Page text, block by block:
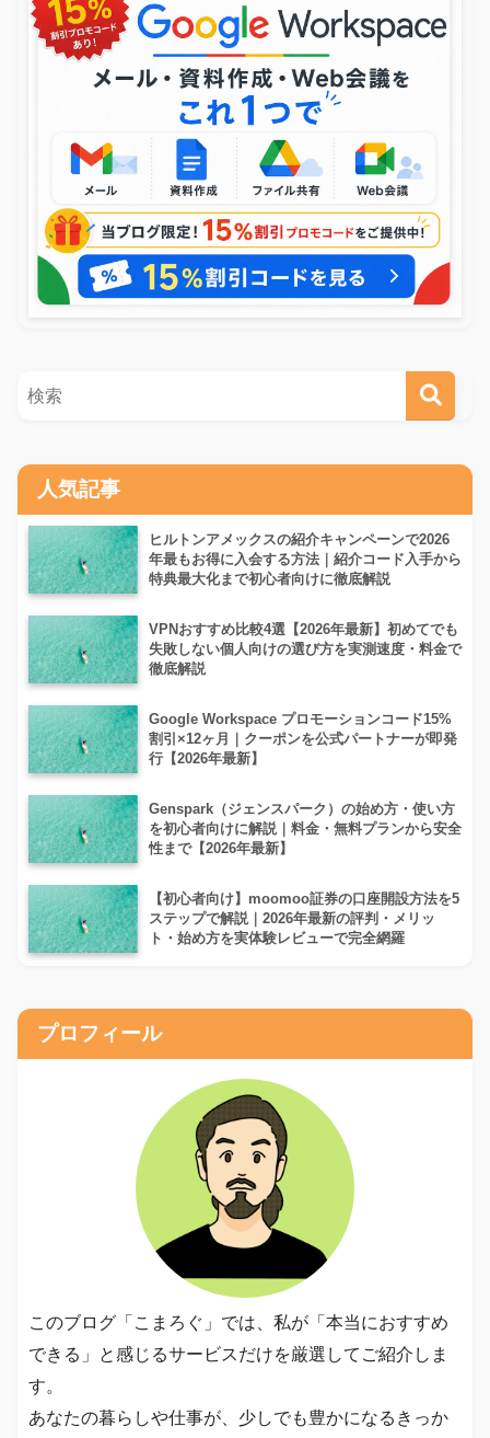
人気記事
ヒルトンアメックスの紹介キャンペーンで2026
年最もお得に入会する方法｜紹介コード入手から
特典最大化まで初心者向けに徹底解説
VPNおすすめ比較4選【2026年最新】初めてでも
失敗しない個人向けの選び方を実測速度・料金で
徹底解説
Google Workspace プロモーションコード15%
割引×12ヶ月｜クーポンを公式パートナーが即発
行【2026年最新】
Genspark（ジェンスパーク）の始め方・使い方
を初心者向けに解説｜料金・無料プランから安全
性まで【2026年最新】
【初心者向け】moomoo証券の口座開設方法を5
ステップで解説｜2026年最新の評判・メリッ
ト・始め方を実体験レビューで完全網羅
プロフィール
このブログ「こまろぐ」では、私が「本当におすすめ
できる」と感じるサービスだけを厳選してご紹介しま
す。
あなたの暮らしや仕事が、少しでも豊かになるきっか